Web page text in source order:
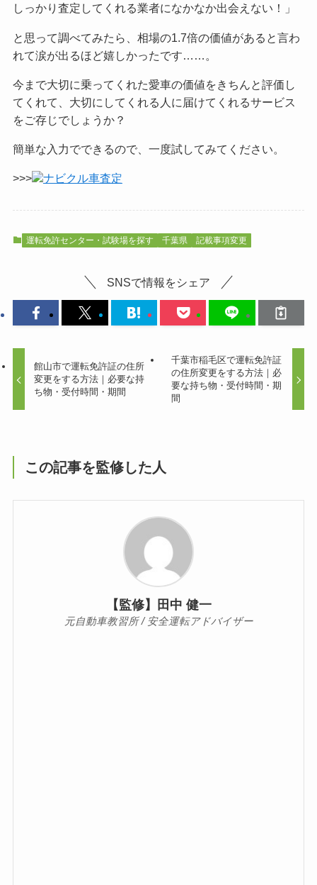
しっかり査定してくれる業者になかなか出会えない！」
と思って調べてみたら、相場の1.7倍の価値があると言わ
れて涙が出るほど嬉しかったです……。
今まで大切に乗ってくれた愛車の価値をきちんと評価し
てくれて、大切にしてくれる人に届けてくれるサービス
をご存じでしょうか？
簡単な入力でできるので、一度試してみてください。
>>> ナビクル車査定
運転免許センター・試験場を探す 千葉県 記載事項変更
SNSで情報をシェア
館山市で運転免許証の住所
変更をする方法｜必要な持
ち物・受付時間・期間
千葉市稲毛区で運転免許証
の住所変更をする方法｜必
要な持ち物・受付時間・期
間
この記事を監修した人
【監修】田中 健一
元自動車教習所 / 安全運転アドバイザー